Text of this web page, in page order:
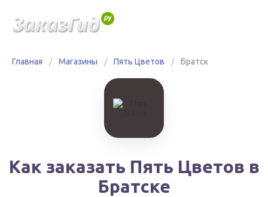
Главная / Магазины / Пять Цветов / Братск
Как заказать Пять Цветов в
Братске